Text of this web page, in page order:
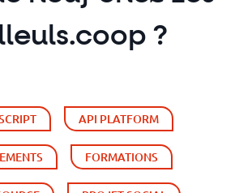
?
API PLATFORM
FORMATIONS